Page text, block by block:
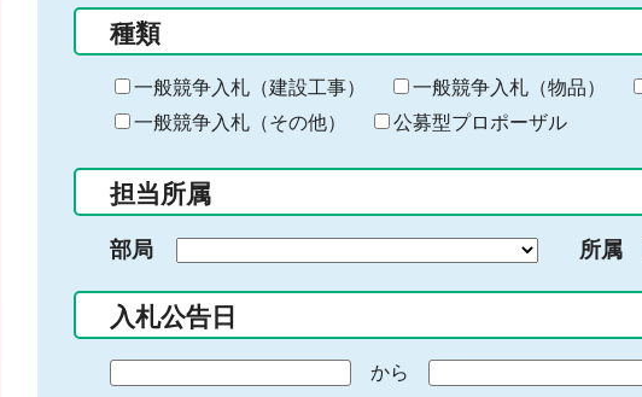
る
キ
ー
ー
入
力
種類
一般競争入札（建設工事） 一般競争入札（物品）
一般競争入札（その他）
公募型プロポーザル
担当所属
部局 所属
入札公告日
から